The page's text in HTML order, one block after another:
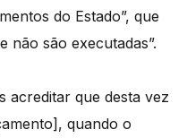
do Estado”, que
não são executadas”.
acreditar que desta vez
quando o